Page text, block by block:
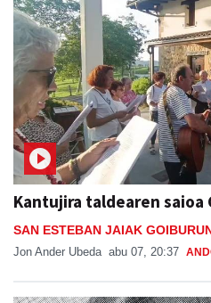
Kantujira taldearen
SAN ESTEBAN JAIAK
Jon Ander Ubeda abu 07, 20:37